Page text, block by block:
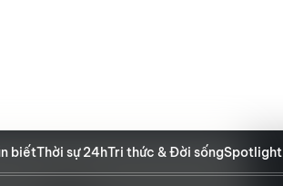
biếtThời sự 24hTri thức & Đời sốngSpotlight